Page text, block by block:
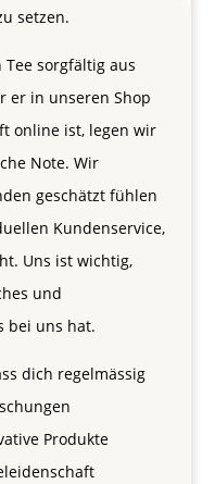
setzen.
Tee sorgfältig aus
er in unseren Shop
online ist, legen wir
Note. Wir
geschätzt fühlen
Kundenservice,
Uns ist wichtig,
und
bei uns hat.
dich regelmässig
Produkte